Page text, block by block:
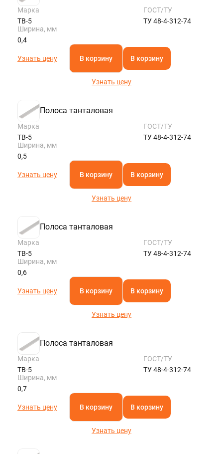
Марка
ТВ-5
ГОСТ/ТУ
ТУ 48-4-312-74
Ширина, мм
0,4
Узнать цену В корзину В корзину
Узнать цену
Полоса танталовая
Марка
ТВ-5
ГОСТ/ТУ
ТУ 48-4-312-74
Ширина, мм
0,5
Узнать цену В корзину В корзину
Узнать цену
Полоса танталовая
Марка
ТВ-5
ГОСТ/ТУ
ТУ 48-4-312-74
Ширина, мм
0,6
Узнать цену В корзину В корзину
Узнать цену
Полоса танталовая
Марка
ТВ-5
ГОСТ/ТУ
ТУ 48-4-312-74
Ширина, мм
0,7
Узнать цену В корзину В корзину
Узнать цену